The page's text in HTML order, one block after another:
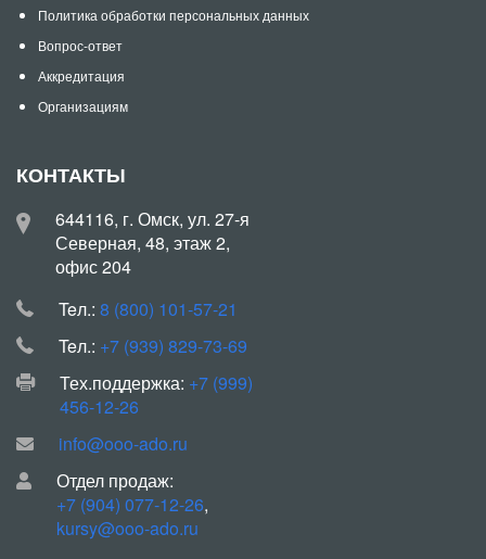
Политика обработки персональных данных
Вопрос-ответ
Аккредитация
Организациям
КОНТАКТЫ
644116, г. Омск, ул. 27-я
Северная, 48, этаж 2,
офис 204
Teл.: 8 (800) 101-57-21
Teл.: +7 (939) 829-73-69
Тех.поддержка: +7 (999)
456-12-26
info@ooo-ado.ru
Отдел продаж:
+7 (904) 077-12-26,
kursy@ooo-ado.ru